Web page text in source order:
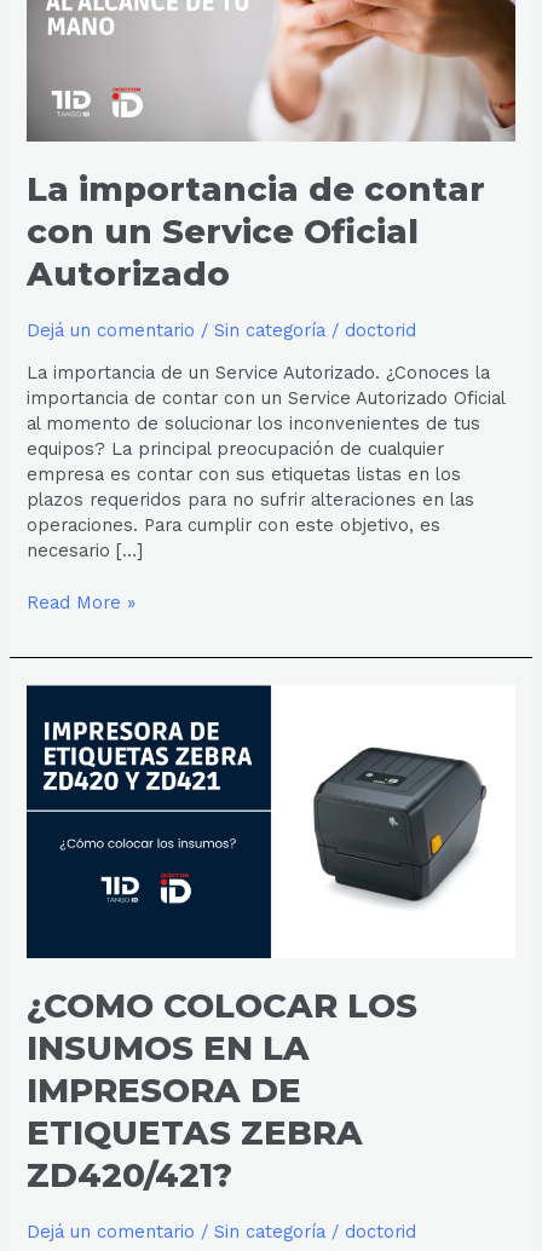
La importancia de contar
con un Service Oficial
Autorizado
Dejá un comentario /Sin categoría / doctorid
La importancia de un Service Autorizado. ¿Conoces la
importancia de contar con un Service Autorizado Oficial
al momento de solucionar los inconvenientes de tus
equipos? La principal preocupación de cualquier
empresa es contar con sus etiquetas listas en los
plazos requeridos para no sufrir alteraciones en las
operaciones. Para cumplir con este objetivo, es
necesario […]
un
Service
Read More »
¿COMO COLOCAR LOS
INSUMOS EN LA
IMPRESORA DE
ETIQUETAS ZEBRA
ZD420/421?
Dejá un comentario /Sin categoría / doctorid
COLOCAR
LOS
INSUMOS
EN
IMPRESORA
ETIQUETAS